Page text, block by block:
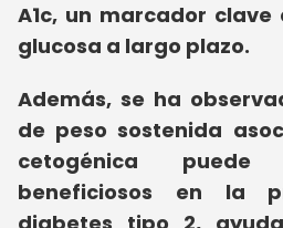
A1c, un marcador
glucosa a largo plazo.
Además, se ha
de peso sostenida
cetogénica
beneficiosos en la